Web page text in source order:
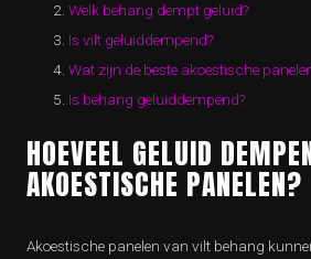
Welk behang dempt geluid?
Is vilt geluiddempend?
Wat zijn de beste akoestische
Is behang geluiddempend?
HOEVEEL GELUID
AKOESTISCHE PANELEN?
Akoestische panelen van vilt behang